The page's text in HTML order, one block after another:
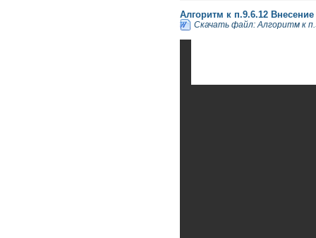
Алгоритм к п.9.6.12
Скачать файл: Алгоритм к